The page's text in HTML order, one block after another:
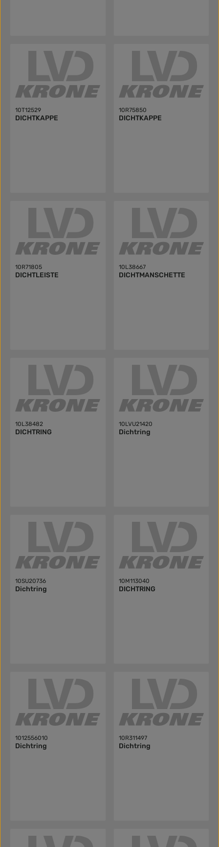
10T12529
DICHTKAPPE
10R75850
DICHTKAPPE
10R71805
DICHTLEISTE
10L38667
DICHTMANSCHETTE
10L38482
DICHTRING
10LVU21420
Dichtring
10SU20736
Dichtring
10M113040
DICHTRING
1012556010
Dichtring
10R311497
Dichtring